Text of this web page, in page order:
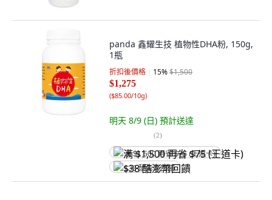
panda 鑫耀生技 植物性DHA粉, 150g,
1瓶
折扣後價格 15%$1,500
$1,275
($85.00/10g)
明天 8/9 (日) 預計送達
(2)
满 $1,500 再省 $75 (王道卡)
$38 酷澎幣回饋